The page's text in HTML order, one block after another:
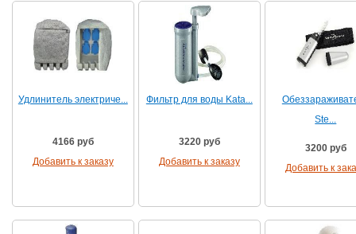
Удлинитель электриче...
4166 руб
Добавить к заказу
Фильтр для воды Kata...
3220 руб
Добавить к заказу
Ste...
3200 руб
Добавить к